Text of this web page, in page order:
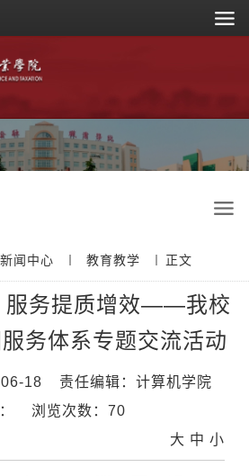
新闻中心 教育教学 正文
服务提质增效——我校
务体系专题交流活动
18
责任编辑：计算机学院
浏览次数：70
大 中 小